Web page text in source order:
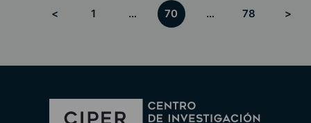
< 1 … 70 … 78 >